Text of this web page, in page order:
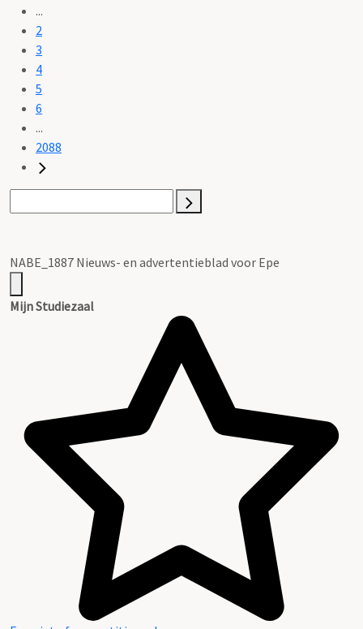
...
2
3
4
5
6
...
2088
NABE_1887 Nieuws- en advertentieblad voor Epe
Mijn Studiezaal